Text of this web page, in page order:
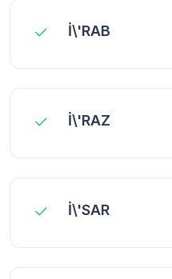
İ\'RAB
İ\'RAZ
İ\'SAR